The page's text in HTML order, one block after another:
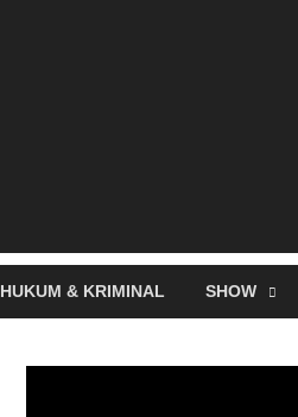
HUKUM & KRIMINAL SHOW